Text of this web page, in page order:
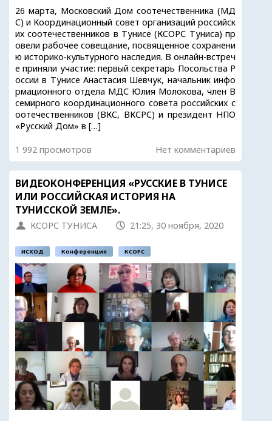
26 марта, Московский Дом соотечественника (МД
С) и Координационный совет организаций российск
их соотечественников в Тунисе (КСОРС Туниса) пр
овели рабочее совещание, посвященное сохранени
ю историко-культурного наследия. В онлайн-встреч
е приняли участие: первый секретарь Посольства Р
оссии в Тунисе Анастасия Шевчук, начальник инфо
рмационного отдела МДС Юлия Молокова, член В
семирного координационного совета российских с
оотечественников (ВКС, ВКСРС) и президент НПО
«Русский Дом» в […]
1 992 просмотров Нет комментариев
ВИДЕОКОНФЕРЕНЦИЯ «РУССКИЕ В ТУНИСЕ
ИЛИ РОССИЙСКАЯ ИСТОРИЯ НА
ТУНИССКОЙ ЗЕМЛЕ».
КСОРС ТУНИСА 21:25, 30 ноября, 2020
ИСХОД Конференция КСОРС